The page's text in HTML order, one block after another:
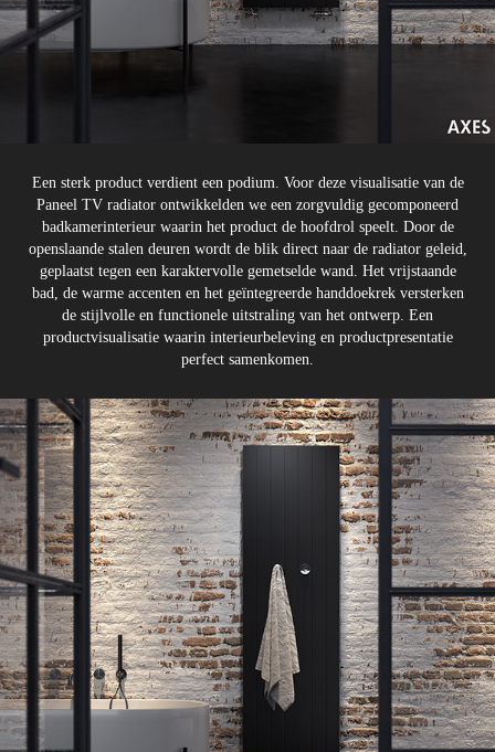
Een sterk product verdient een podium. Voor deze visualisatie van de
Paneel TV radiator ontwikkelden we een zorgvuldig gecomponeerd
badkamerinterieur waarin het product de hoofdrol speelt. Door de
openslaande stalen deuren wordt de blik direct naar de radiator geleid,
geplaatst tegen een karaktervolle gemetselde wand. Het vrijstaande
bad, de warme accenten en het geïntegreerde handdoekrek versterken
de stijlvolle en functionele uitstraling van het ontwerp. Een
productvisualisatie waarin interieurbeleving en productpresentatie
perfect samenkomen.